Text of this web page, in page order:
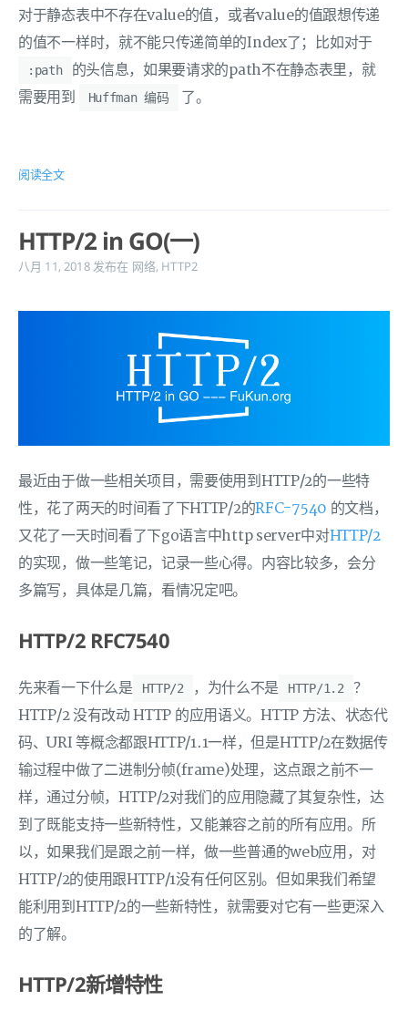
对于静态表中不存在value的值，或者value的值跟想传递
的值不一样时，就不能只传递简单的Index了；比如对于
:path
的头信息，如果要请求的path不在静态表里，就
需要用到
Huffman 编码 了。
阅读全文
HTTP/2 in GO(一)
八月 11, 2018 发布在 网络, HTTP2
最近由于做一些相关项目，需要使用到HTTP/2的一些特
性，花了两天的时间看了下HTTP/2的RFC-7540 的文档，
又花了一天时间看了下go语言中http server中对HTTP/2
的实现，做一些笔记，记录一些心得。内容比较多，会分
多篇写，具体是几篇，看情况定吧。
HTTP/2 RFC7540
先来看一下什么是 HTTP/2 ，为什么不是 HTTP/1.2
？
HTTP/2 没有改动 HTTP 的应用语义。HTTP 方法、状态代
码、URI 等概念都跟HTTP/1.1一样，但是HTTP/2在数据传
输过程中做了二进制分帧(frame)处理，这点跟之前不一
样，通过分帧，HTTP/2对我们的应用隐藏了其复杂性，达
到了既能支持一些新特性，又能兼容之前的所有应用。所
以，如果我们是跟之前一样，做一些普通的web应用，对
HTTP/2的使用跟HTTP/1没有任何区别。但如果我们希望
能利用到HTTP/2的一些新特性，就需要对它有一些更深入
的了解。
HTTP/2新增特性